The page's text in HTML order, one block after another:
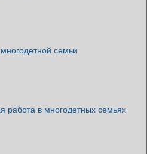
семьи
работа в многодетных семьях